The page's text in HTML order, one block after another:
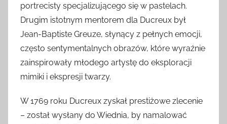
portrecisty specjalizującego się w pastelach.
Drugim istotnym mentorem dla Ducreux był
Jean-Baptiste Greuze, słynący z pełnych emocji,
często sentymentalnych obrazów, które wyraźnie
zainspirowały młodego artystę do eksploracji
mimiki i ekspresji twarzy.
W 1769 roku Ducreux zyskał prestiżowe zlecenie
– został wysłany do Wiednia, by namalować